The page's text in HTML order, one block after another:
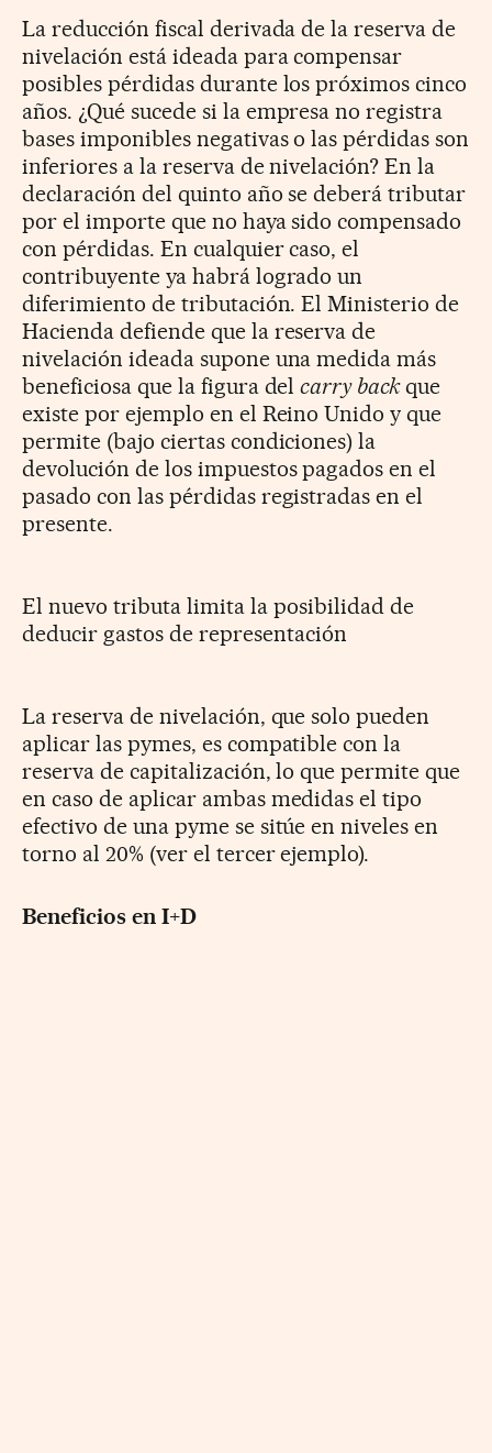
La reducción fiscal derivada de la reserva de
nivelación está ideada para compensar
posibles pérdidas durante los próximos cinco
años. ¿Qué sucede si la empresa no registra
bases imponibles negativas o las pérdidas son
inferiores a la reserva de nivelación? En la
declaración del quinto año se deberá tributar
por el importe que no haya sido compensado
con pérdidas. En cualquier caso, el
contribuyente ya habrá logrado un
diferimiento de tributación. El Ministerio de
Hacienda defiende que la reserva de
nivelación ideada supone una medida más
beneficiosa que la figura delcarry backque
existe por ejemplo en el Reino Unido y que
permite (bajo ciertas condiciones) la
devolución de los impuestos pagados en el
pasado con las pérdidas registradas en el
presente.
El nuevo tributa limita la posibilidad de
deducir gastos de representación
La reserva de nivelación, que solo pueden
aplicar las pymes, es compatible con la
reserva de capitalización, lo que permite que
en caso de aplicar ambas medidas el tipo
efectivo de una pyme se sitúe en niveles en
torno al 20% (ver el tercer ejemplo).
Beneficios en I+D